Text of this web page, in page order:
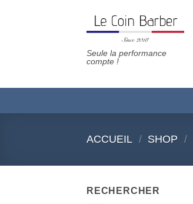
Seule la performance
compte !
ACCUEIL / SHOP /
RECHERCHER